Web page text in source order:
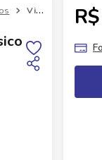
Vinho Argentino Durigutti Clássico Bonarda 750ml